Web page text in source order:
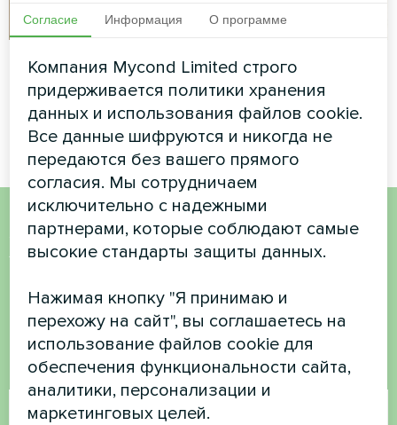
Частный дом
Сплит-тепловой насос Artic
Home серии Basic
Частный дом
Сплит-тепловой насос Artic
Home серии Basic
Хотите купить или у вас
Свяжитесь с нами, и мы поможем вам
Имя
Согласие Информация О программе
Компания Mycond Limited строго
придерживается политики хранения
данных и использования файлов cookie.
Все данные шифруются и никогда не
передаются без вашего прямого
согласия. Мы сотрудничаем
исключительно с надежными
партнерами, которые соблюдают самые
высокие стандарты защиты данных.
Нажимая кнопку "Я принимаю и
перехожу на сайт", вы соглашаетесь на
использование файлов cookie для
обеспечения функциональности сайта,
аналитики, персонализации и
маркетинговых целей.